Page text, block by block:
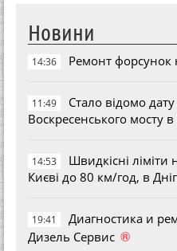
Новини
14:36 Ремонт форсунок
11:49
Стало відомо
Воскресенського мосту в
14:53
Швидкісні
Києві до 80 км/год, в
19:41
Диагностика и
Дизель Сервис ®